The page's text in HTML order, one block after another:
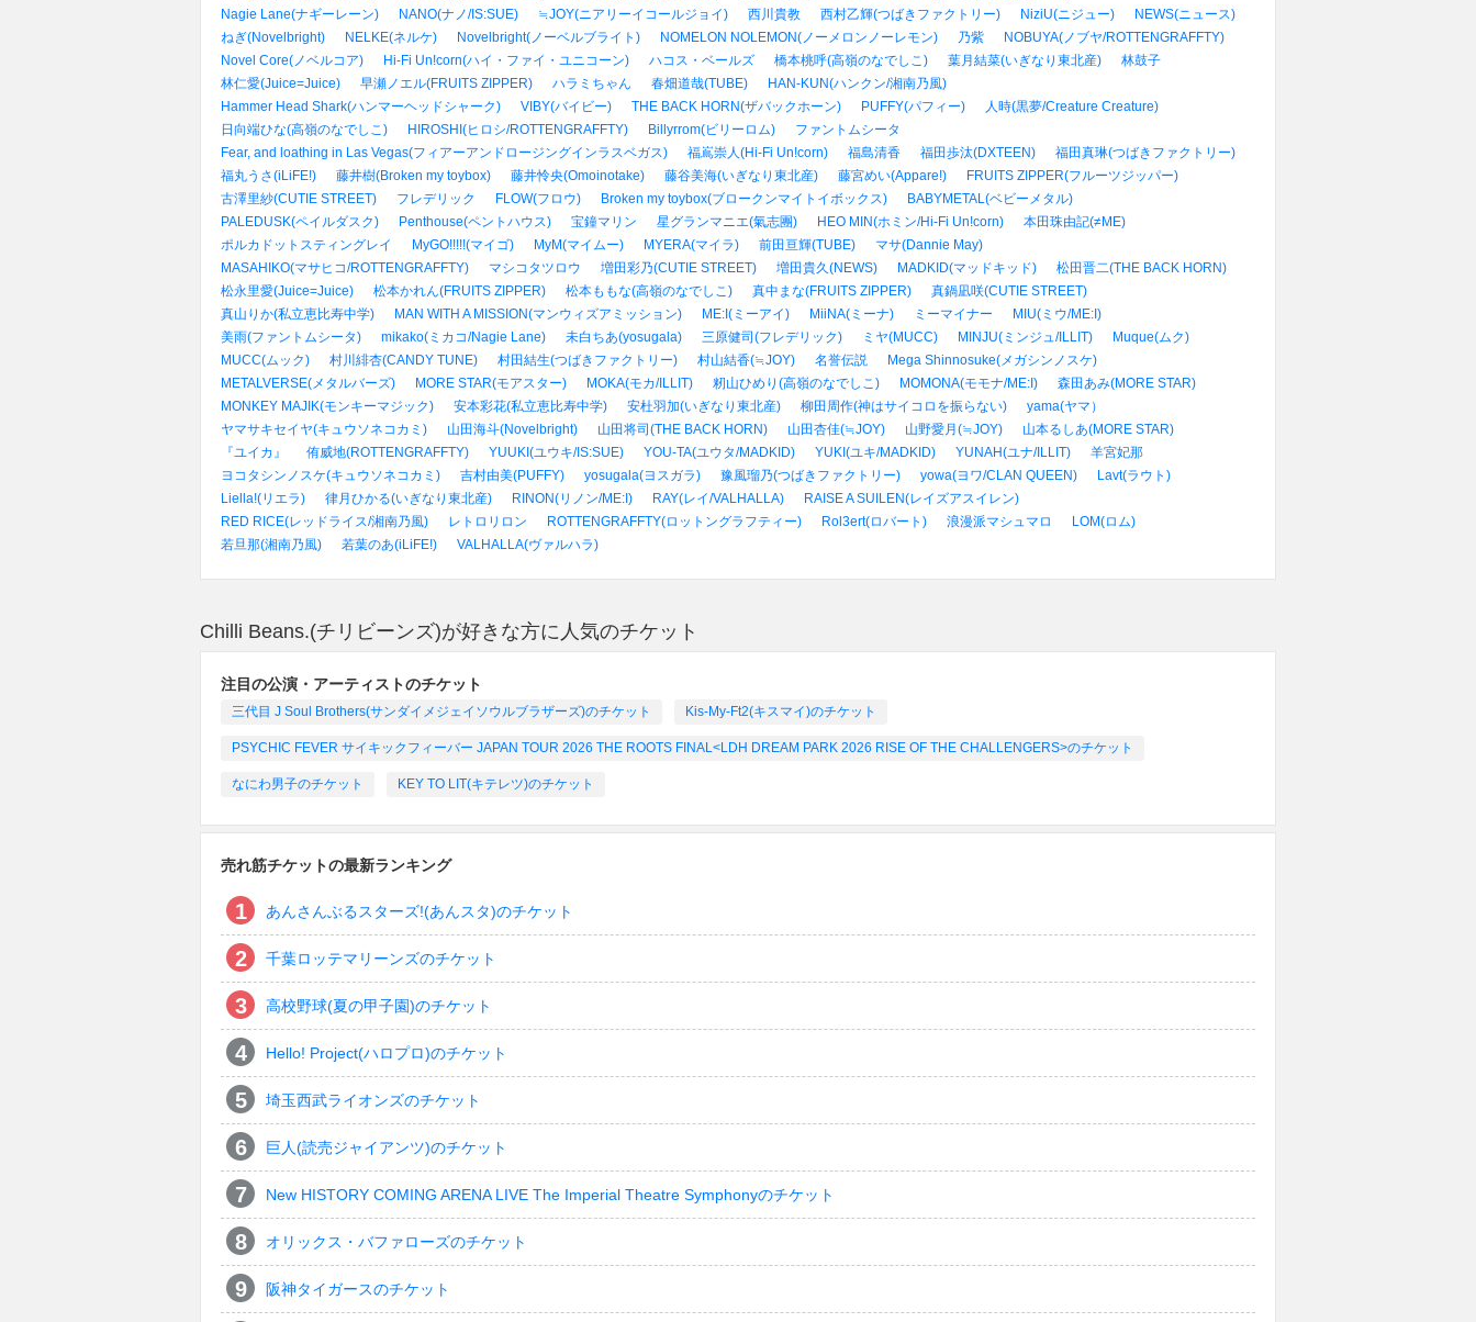
Nagie Lane(ナギーレーン)
NANO(ナノ/IS:SUE) ≒JOY(ニアリーイコールジョイ) 西川貴教 西村乙輝(つばきファクトリー) NiziU(ニジュー)
NEWS(ニュース)
ねぎ(Novelbright)
NELKE(ネルケ) Novelbright(ノーベルブライト) NOMELON NOLEMON(ノーメロンノーレモン) 乃紫
NOBUYA(ノブヤ/ROTTENGRAFFTY)
Novel Core(ノベルコア)
Hi-Fi Un!corn(ハイ・ファイ・ユニコーン) ハコス・ベールズ 橋本桃呼(高嶺のなでしこ) 葉月結菜(いぎなり東北産)
林鼓子
林仁愛(Juice=Juice)
早瀬ノエル(FRUITS ZIPPER) ハラミちゃん 春畑道哉(TUBE)
HAN-KUN(ハンクン/湘南乃風)
Hammer Head Shark(ハンマーヘッドシャーク)
VIBY(バイビー) THE BACK HORN(ザバックホーン) PUFFY(パフィー)
人時(黒夢/Creature Creature)
日向端ひな(高嶺のなでしこ)
HIROSHI(ヒロシ/ROTTENGRAFFTY) Billyrrom(ビリーロム)
ファントムシータ
Fear, and loathing in Las Vegas(フィアーアンドロージングインラスベガス)
福嶌崇人(Hi-Fi Un!corn) 福島清香 福田歩汰(DXTEEN)
福田真琳(つばきファクトリー)
福丸うさ(iLiFE!)
藤井樹(Broken my toybox) 藤井怜央(Omoinotake) 藤谷美海(いぎなり東北産) 藤宮めい(Appare!)
FRUITS ZIPPER(フルーツジッパー)
古澤里紗(CUTIE STREET)
フレデリック FLOW(フロウ) Broken my toybox(ブロークンマイトイボックス)
BABYMETAL(ベビーメタル)
PALEDUSK(ペイルダスク)
Penthouse(ペントハウス) 宝鐘マリン 星グランマニエ(氣志團) HEO MIN(ホミン/Hi-Fi Un!corn)
本田珠由記(≠ME)
ポルカドットスティングレイ
MyGO!!!!!(マイゴ) MyM(マイムー) MYERA(マイラ) 前田亘輝(TUBE)
マサ(Dannie May)
MASAHIKO(マサヒコ/ROTTENGRAFFTY)
マシコタツロウ 増田彩乃(CUTIE STREET) 増田貴久(NEWS) MADKID(マッドキッド)
松田晋二(THE BACK HORN)
松永里愛(Juice=Juice)
松本かれん(FRUITS ZIPPER) 松本ももな(高嶺のなでしこ) 真中まな(FRUITS ZIPPER)
真鍋凪咲(CUTIE STREET)
真山りか(私立恵比寿中学)
MAN WITH A MISSION(マンウィズアミッション) ME:I(ミーアイ) MiiNA(ミーナ) ミーマイナー
MIU(ミウ/ME:I)
美雨(ファントムシータ)
mikako(ミカコ/Nagie Lane) 未白ちあ(yosugala) 三原健司(フレデリック) ミヤ(MUCC) MINJU(ミンジュ/ILLIT)
Muque(ムク)
MUCC(ムック)
村川緋杏(CANDY TUNE) 村田結生(つばきファクトリー) 村山結香(≒JOY) 名誉伝説
Mega Shinnosuke(メガシンノスケ)
METALVERSE(メタルバーズ)
MORE STAR(モアスター) MOKA(モカ/ILLIT) 籾山ひめり(高嶺のなでしこ) MOMONA(モモナ/ME:I)
森田あみ(MORE STAR)
MONKEY MAJIK(モンキーマジック)
安本彩花(私立恵比寿中学) 安杜羽加(いぎなり東北産) 柳田周作(神はサイコロを振らない)
yama(ヤマ）
ヤマサキセイヤ(キュウソネコカミ)
山田海斗(Novelbright) 山田将司(THE BACK HORN) 山田杏佳(≒JOY) 山野愛月(≒JOY)
山本るしあ(MORE STAR)
『ユイカ』
侑威地(ROTTENGRAFFTY) YUUKI(ユウキ/IS:SUE) YOU-TA(ユウタ/MADKID) YUKI(ユキ/MADKID) YUNAH(ユナ/ILLIT)
羊宮妃那
ヨコタシンノスケ(キュウソネコカミ)
吉村由美(PUFFY) yosugala(ヨスガラ) 豫風瑠乃(つばきファクトリー) yowa(ヨワ/CLAN QUEEN)
Lavt(ラウト)
Liella!(リエラ)
律月ひかる(いぎなり東北産) RINON(リノン/ME:I) RAY(レイ/VALHALLA)
RAISE A SUILEN(レイズアスイレン)
RED RICE(レッドライス/湘南乃風)
レトロリロン ROTTENGRAFFTY(ロットングラフティー) Rol3ert(ロバート) 浪漫派マシュマロ
LOM(ロム)
若旦那(湘南乃風)
若葉のあ(iLiFE!) VALHALLA(ヴァルハラ)
Chilli Beans.(チリビーンズ)が好きな方に人気のチケット
注目の公演・アーティストのチケット
三代目 J Soul Brothers(サンダイメジェイソウルブラザーズ)のチケット Kis-My-Ft2(キスマイ)のチケット
PSYCHIC FEVER サイキックフィーバー JAPAN TOUR 2026 THE ROOTS FINAL<LDH DREAM PARK 2026 RISE OF THE CHALLENGERS>のチケット
なにわ男子のチケット KEY TO LIT(キテレツ)のチケット
売れ筋チケットの最新ランキング
あんさんぶるスターズ!(あんスタ)のチケット
千葉ロッテマリーンズのチケット
高校野球(夏の甲子園)のチケット
Hello! Project(ハロプロ)のチケット
埼玉西武ライオンズのチケット
巨人(読売ジャイアンツ)のチケット
New HISTORY COMING ARENA LIVE The Imperial Theatre Symphonyのチケット
オリックス・バファローズのチケット
阪神タイガースのチケット